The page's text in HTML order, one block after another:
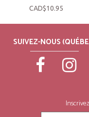
CAD$10.95
SUIVEZ-NOUS